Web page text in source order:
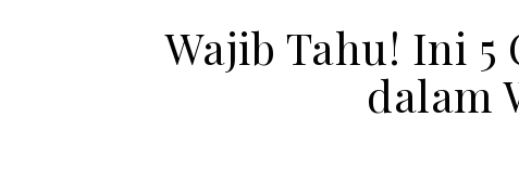
Wajib Tahu! Ini
dalam